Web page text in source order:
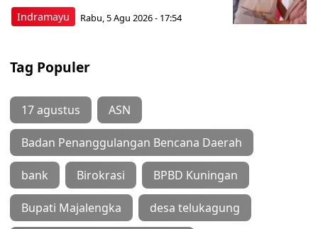
Indramayu Rabu, 5 Agu 2026 - 17:54
Tag Populer
17 agustus ASN
Badan Penanggulangan Bencana Daerah
bank Birokrasi BPBD Kuningan
Bupati Majalengka desa telukagung